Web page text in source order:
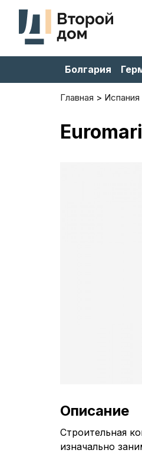
Болгария
Главная Испания
Описание
Строительная
изначально